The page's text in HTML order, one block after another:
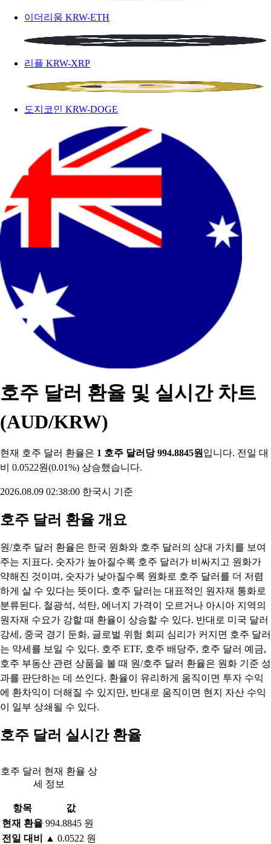
이더리움 KRW-ETH
리플 KRW-XRP
도지코인 KRW-DOGE
호주 달러 환율 및 실시간 차트
(AUD/KRW)
현재 호주 달러 환율은 1 호주 달러당 994.8845원 입니다. 전일 대
비 0.0522원(0.01%) 상승했습니다.
2026.08.09 02:38:00 한국시 기준
호주 달러 환율 개요
원/호주 달러 환율은 한국 원화와 호주 달러의 상대 가치를 보여
주는 지표다. 숫자가 높아질수록 호주 달러가 비싸지고 원화가
약해진 것이며, 숫자가 낮아질수록 원화로 호주 달러를 더 저렴
하게 살 수 있다는 뜻이다. 호주 달러는 대표적인 원자재 통화로
분류된다. 철광석, 석탄, 에너지 가격이 오르거나 아시아 지역의
원자재 수요가 강할 때 환율이 상승할 수 있다. 반대로 미국 달러
강세, 중국 경기 둔화, 글로벌 위험 회피 심리가 커지면 호주 달러
는 약세를 보일 수 있다. 호주 ETF, 호주 배당주, 호주 달러 예금,
호주 부동산 관련 상품을 볼 때 원/호주 달러 환율은 원화 기준 성
과를 판단하는 데 쓰인다. 환율이 유리하게 움직이면 투자 수익
에 환차익이 더해질 수 있지만, 반대로 움직이면 현지 자산 수익
이 일부 상쇄될 수 있다.
호주 달러 실시간 환율
호주 달러 현재 환율 상
세 정보
항목
값
현재 환율 994.8845 원
전일 대비
▲ 0.0522 원